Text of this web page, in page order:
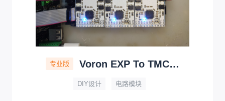
专业版 Voron EXP To TMC5160BOB 拓展板
DIY设计 电路模块